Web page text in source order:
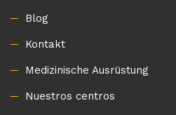
Blog
Kontakt
Medizinische Ausrüstung
Nuestros centros